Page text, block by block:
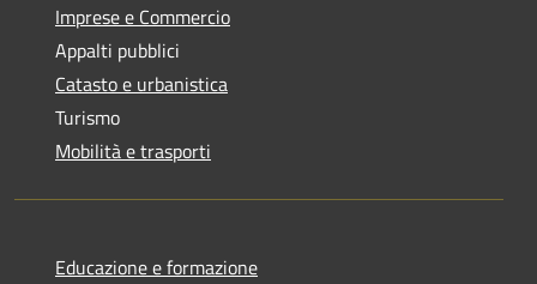
Imprese e Commercio
Appalti pubblici
Catasto e urbanistica
Turismo
Mobilità e trasporti
Educazione e formazione